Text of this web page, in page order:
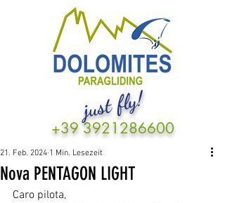
+39 3921286600
just fly!
Nova PENTAGON LIGHT
21. Feb. 2024 1 Min. Lesezeit
Caro pilota,